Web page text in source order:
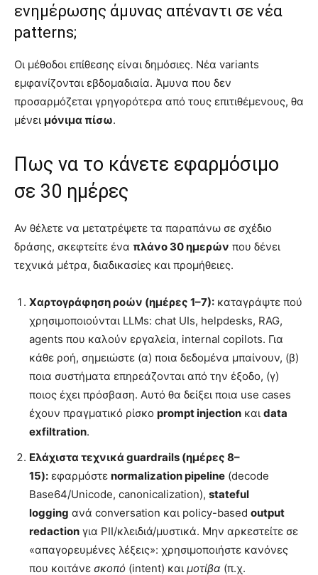
ενημέρωσης άμυνας απέναντι σε νέα
patterns;
Οι μέθοδοι επίθεσης είναι δημόσιες. Νέα variants
εμφανίζονται εβδομαδιαία. Άμυνα που δεν
προσαρμόζεται γρηγορότερα από τους επιτιθέμενους, θα
μένει μόνιμα πίσω.
Πως να το κάνετε εφαρμόσιμο
σε 30 ημέρες
Αν θέλετε να μετατρέψετε τα παραπάνω σε σχέδιο
δράσης, σκεφτείτε ένα πλάνο 30 ημερών που δένει
τεχνικά μέτρα, διαδικασίες και προμήθειες.
Χαρτογράφηση ροών (ημέρες 1–7): καταγράψτε πού
χρησιμοποιούνται LLMs: chat UIs, helpdesks, RAG,
agents που καλούν εργαλεία, internal copilots. Για
κάθε ροή, σημειώστε (α) ποια δεδομένα μπαίνουν, (β)
ποια συστήματα επηρεάζονται από την έξοδο, (γ)
ποιος έχει πρόσβαση. Αυτό θα δείξει ποια use cases
έχουν πραγματικό ρίσκο prompt injection και data
exfiltration.
Ελάχιστα τεχνικά guardrails (ημέρες 8–
15): εφαρμόστε normalization pipeline (decode
Base64/Unicode, canonicalization), stateful
logging ανά conversation και policy-based output
redaction για PII/κλειδιά/μυστικά. Μην αρκεστείτε σε
«απαγορευμένες λέξεις»: χρησιμοποιήστε κανόνες
που κοιτάνε σκοπό (intent) και μοτίβα (π.χ.